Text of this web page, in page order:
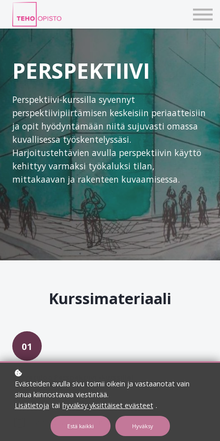
ILMOITTAUDU
KIRJAUDU TEHOVERKKOON
PERSPEKTIIVI
Perspektiivi-kurssilla syvennyt
perspektiivipiirtämisen keskeisiin periaatteisiin
ja opit hyödyntämään niitä sujuvasti omassa
kuvallisessa työskentelyssäsi.
Harjoitustehtävien avulla perspektiivin käyttö
kehittyy varmaksi työkaluksi tilan,
mittakaavan ja rakenteen kuvaamisessa.
Kurssimateriaali
01
Tervetuloa Perspektiivi -kurssille!
Infoa kurssista
Lähikurssi: Saapuminen Teholle
Evästeiden avulla sivu toimii oikein ja vastaanotat vain
sinua kiinnostavaa viestintää.
Lisätietoja tai hyväksy yksittäiset evästeet .
Estä kaikki Hyväksy